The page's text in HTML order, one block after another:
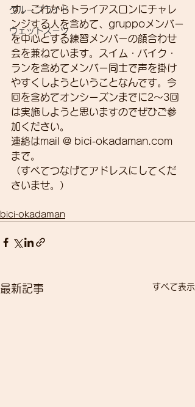
グループライド
ウェットスーツ
す。これからトライアスロンにチャレ
ンジする人を含めて、gruppoメンバー
を中心とする練習メンバーの顔合わせ
会を兼ねています。スイム・バイク・
ランを含めてメンバー同士で声を掛け
やすくしようということなんです。今
回を含めてオンシーズンまでに2～3回
は実施しようと思いますのでぜひご参
加ください。
連絡はmail @ bici-okadaman.com
まで。
（すべてつなげてアドレスにしてくだ
さいませ。）
bici-okadaman
最新記事 すべて表示